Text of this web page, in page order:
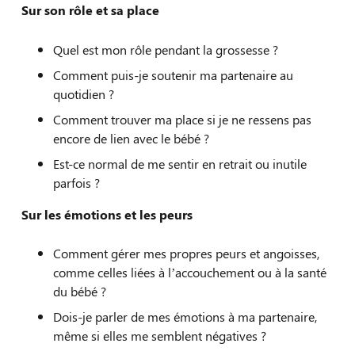
Sur son rôle et sa place
Quel est mon rôle pendant la grossesse ?
Comment puis-je soutenir ma partenaire au
quotidien ?
Comment trouver ma place si je ne ressens pas
encore de lien avec le bébé ?
Est-ce normal de me sentir en retrait ou inutile
parfois ?
Sur les émotions et les peurs
Comment gérer mes propres peurs et angoisses,
comme celles liées à l’accouchement ou à la santé
du bébé ?
Dois-je parler de mes émotions à ma partenaire,
même si elles me semblent négatives ?